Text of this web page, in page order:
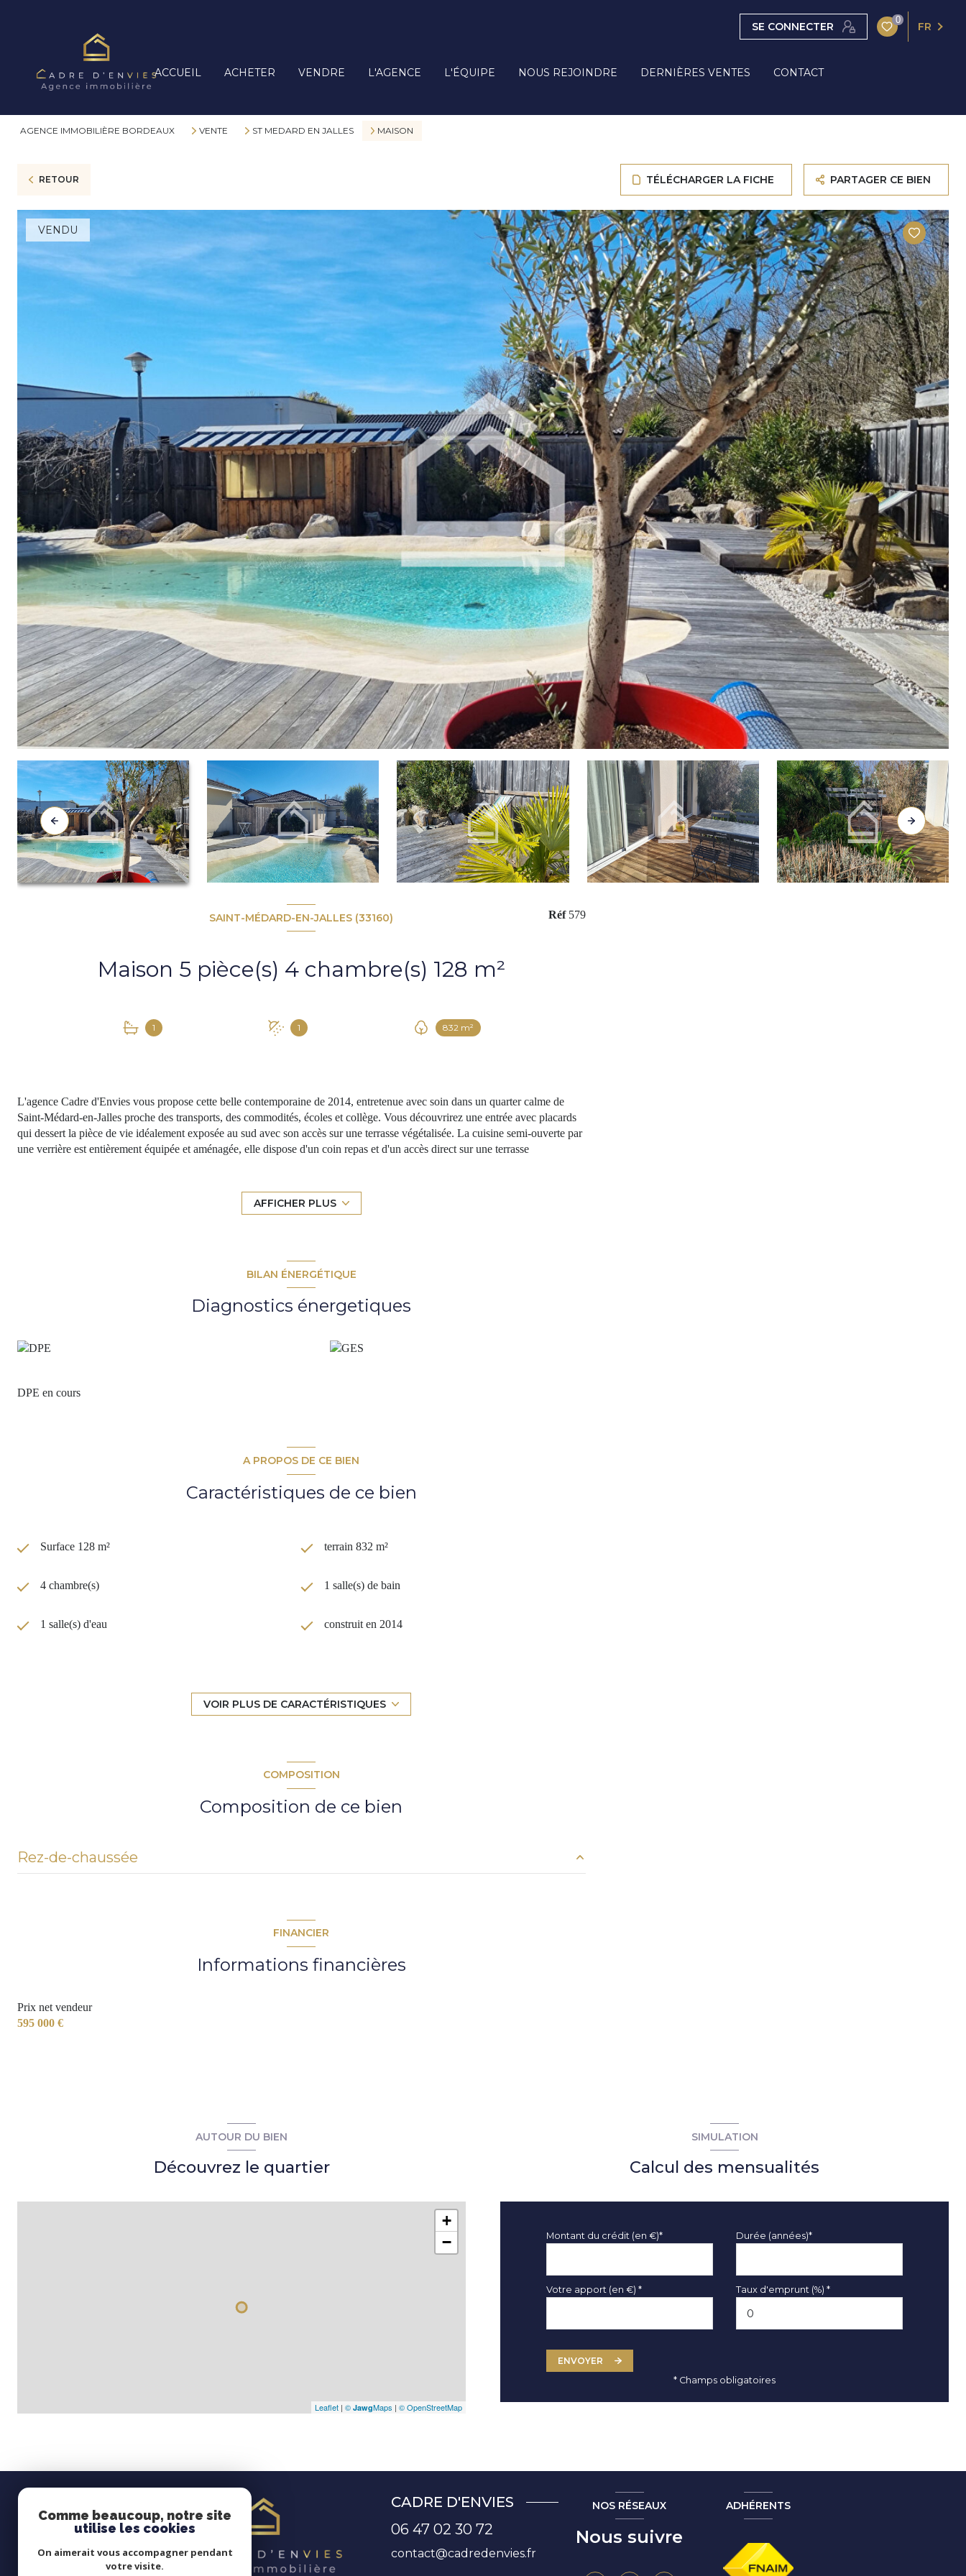
SE CONNECTER
0
FR
ACCUEIL ACHETER VENDRE L'AGENCE L'ÉQUIPE NOUS REJOINDRE DERNIÈRES VENTES CONTACT
AGENCE IMMOBILIÈRE BORDEAUX VENTE ST MEDARD EN JALLES MAISON
RETOUR TÉLÉCHARGER LA FICHE PARTAGER CE BIEN
VENDU
SAINT-MÉDARD-EN-JALLES (33160)
Maison 5 pièce(s) 4 chambre(s) 128 m²
1 1 832 m²
Réf 579
L'agence Cadre d'Envies vous propose cette belle contemporaine de 2014, entretenue avec soin dans un quarter calme de
Saint-Médard-en-Jalles proche des transports, des commodités, écoles et collège. Vous découvrirez une entrée avec placards
qui dessert la pièce de vie idéalement exposée au sud avec son accès sur une terrasse végétalisée. La cuisine semi-ouverte par
une verrière est entièrement équipée et aménagée, elle dispose d'un coin repas et d'un accès direct sur une terrasse
mains. Une suite parentale complète cet espace avec un dressing et une salle d'eau. La suite parentale ayant un accès direct à
la piscine. Chauffage gaz par le sol, panneaux solaires prenant le relais pour le chauffe eau. Volets roulants électriques
des espaces chaleureux selon le moment de la journée. Une magnifique piscine lagon au sel, réalisée en résine sablée et
pouvant être chauffée par PAC, apporte un charme indéniable et un élément de détente absolu. Un garage indépendant de
30m2 environ, un cabanon de rangement et un local technique pour la piscine complètent le bien. Honoraires vendeurs.
Contact : Caroline au 06.45.80.67.01 www.cadredenvies.fr Merci de privilégier les appels téléphoniques ou de vérifier vos
le site Géorisques. http://www.georisques.gouv.fr. **Honoraires à la charge du vendeur
AFFICHER PLUS
BILAN ÉNERGÉTIQUE
Diagnostics énergetiques
DPE en cours
A PROPOS DE CE BIEN
Caractéristiques de ce bien
Surface 128 m² terrain 832 m²
4 chambre(s) 1 salle(s) de bain
1 salle(s) d'eau construit en 2014
exposition Sud
interphone
VOIR PLUS DE CARACTÉRISTIQUES
COMPOSITION
Composition de ce bien
Rez-de-chaussée
couloir
FINANCIER
Informations financières
Prix net vendeur
595 000 €
AUTOUR DU BIEN
Découvrez le quartier
+
−
Leaflet | © JawgMaps | © OpenStreetMap
SIMULATION
Calcul des mensualités
Montant du crédit (en €)* Durée (années)*
Votre apport (en €) * Taux d'emprunt (%) *
ENVOYER
* Champs obligatoires
CADRE D'ENVIES
06 47 02 30 72
contact@cadredenvies.fr
NOS RÉSEAUX
Nous suivre
ADHÉRENTS
Comme beaucoup, notre site
utilise les cookies
On aimerait vous accompagner pendant
votre visite.